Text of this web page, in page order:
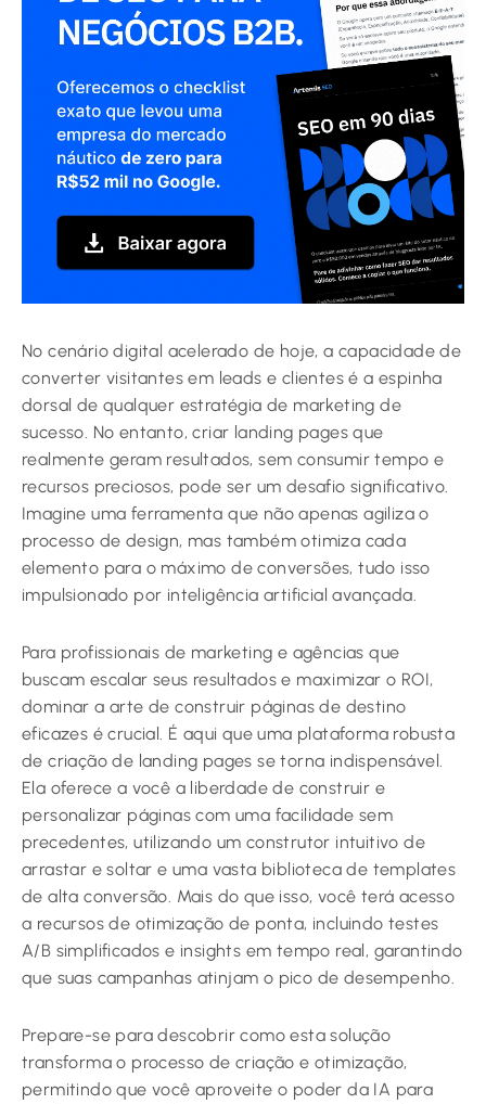
No cenário digital acelerado de hoje, a capacidade de
converter visitantes em leads e clientes é a espinha
dorsal de qualquer estratégia de marketing de
sucesso. No entanto, criar landing pages que
realmente geram resultados, sem consumir tempo e
recursos preciosos, pode ser um desafio significativo.
Imagine uma ferramenta que não apenas agiliza o
processo de design, mas também otimiza cada
elemento para o máximo de conversões, tudo isso
impulsionado por inteligência artificial avançada.
Para profissionais de marketing e agências que
buscam escalar seus resultados e maximizar o ROI,
dominar a arte de construir páginas de destino
eficazes é crucial. É aqui que uma plataforma robusta
de criação de landing pages se torna indispensável.
Ela oferece a você a liberdade de construir e
personalizar páginas com uma facilidade sem
precedentes, utilizando um construtor intuitivo de
arrastar e soltar e uma vasta biblioteca de templates
de alta conversão. Mais do que isso, você terá acesso
a recursos de otimização de ponta, incluindo testes
A/B simplificados e insights em tempo real, garantindo
que suas campanhas atinjam o pico de desempenho.
Prepare-se para descobrir como esta solução
transforma o processo de criação e otimização,
permitindo que você aproveite o poder da IA para